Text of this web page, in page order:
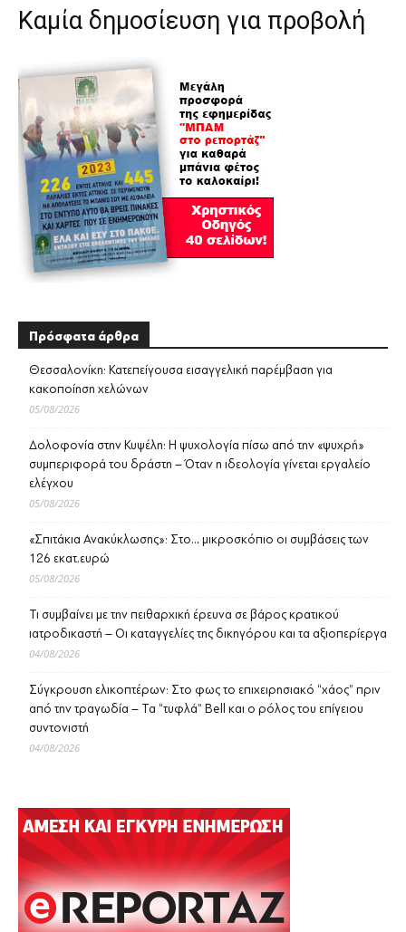
Καμία δημοσίευση για προβολή
Πρόσφατα άρθρα
Θεσσαλονίκη: Κατεπείγουσα εισαγγελική παρέμβαση για
κακοποίηση χελώνων
05/08/2026
Δολοφονία στην Κυψέλη: Η ψυχολογία πίσω από την «ψυχρή»
συμπεριφορά του δράστη – Όταν η ιδεολογία γίνεται εργαλείο
ελέγχου
05/08/2026
«Σπιτάκια Ανακύκλωσης»: Στο… μικροσκόπιο οι συμβάσεις των
126 εκατ.ευρώ
05/08/2026
Τι συμβαίνει με την πειθαρχική έρευνα σε βάρος κρατικού
ιατροδικαστή – Οι καταγγελίες της δικηγόρου και τα αξιοπερίεργα
04/08/2026
Σύγκρουση ελικοπτέρων: Στο φως το επιχειρησιακό “χάος” πριν
από την τραγωδία – Τα “τυφλά” Bell και ο ρόλος του επίγειου
συντονιστή
04/08/2026